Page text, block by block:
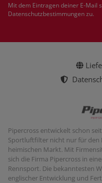
Mit dem Eintragen deiner E-Mail
Datenschutzbestimmungenzu.
Pipercross entwickelt schon
Sportluftfilter nicht nur für
heimischen Markt. Mit
sich die Firma Pipercross in
Rennsport. Die bekanntesten
englischer Entwicklung und